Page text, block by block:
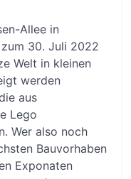
Allee in
30. Juli 2022
Welt in kleinen
werden
aus
Lego
Wer also noch
Bauvorhaben
Exponaten